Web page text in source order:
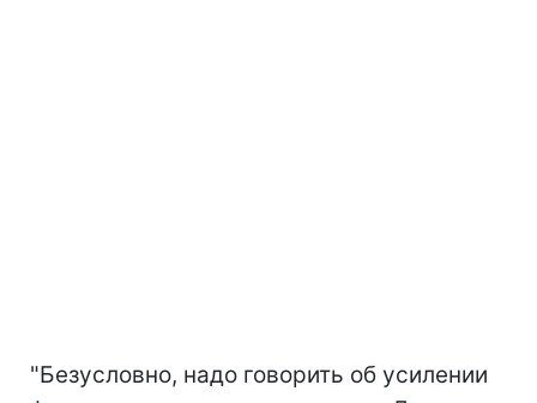
"Безусловно, надо говорить об усилении